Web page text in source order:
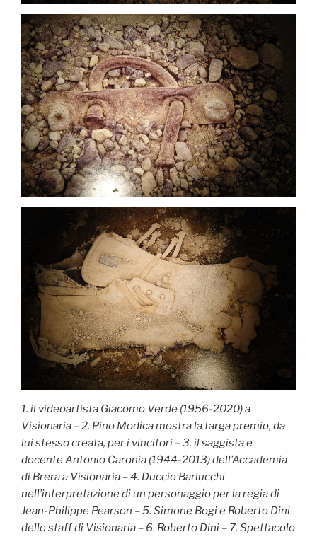
1. il videoartista Giacomo Verde (1956-2020) a
Visionaria – 2. Pino Modica mostra la targa premio, da
lui stesso creata, per i vincitori – 3. il saggista e
docente Antonio Caronia (1944-2013) dell’Accademia
di Brera a Visionaria – 4. Duccio Barlucchi
nell’interpretazione di un personaggio per la regia di
Jean-Philippe Pearson – 5. Simone Bogi e Roberto Dini
dello staff di Visionaria – 6. Roberto Dini – 7. Spettacolo